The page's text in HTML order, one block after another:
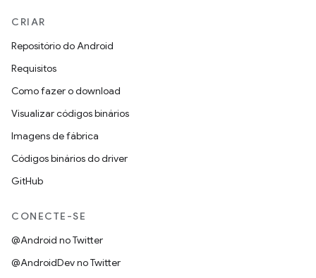
CRIAR
Repositório do Android
Requisitos
Como fazer o download
Visualizar códigos binários
Imagens de fábrica
Códigos binários do driver
GitHub
CONECTE-SE
@Android no Twitter
@AndroidDev no Twitter